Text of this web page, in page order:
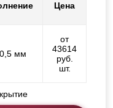
Цена
мм
от
43614
руб.
шт.